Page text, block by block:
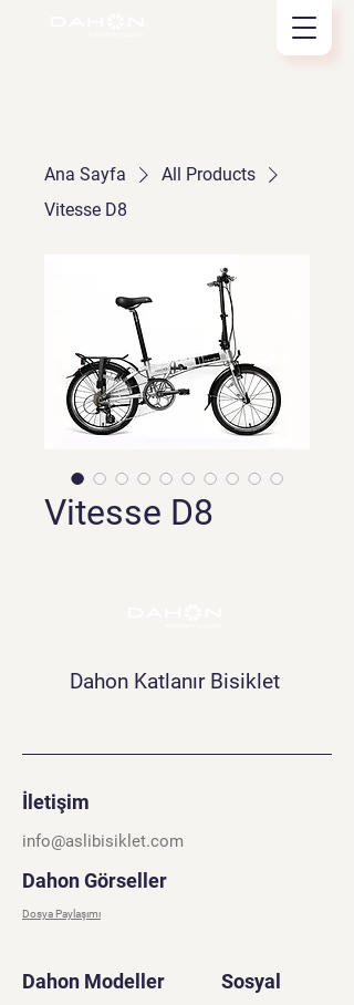
Ana Sayfa
All Products
Vitesse D8
Vitesse D8
Dahon Katlanır Bisiklet
İletişim
info@aslibisiklet.com
Dahon Görseller
Dosya Paylaşımı
Dahon Modeller Sosyal